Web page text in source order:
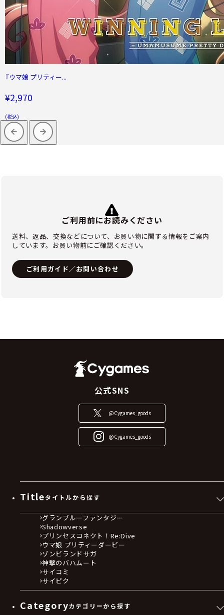
『ウマ娘 プリティー...
¥2,970
(税込)
ご利用前にお読みください
送料、返品、交換などについて、お買い物に関する情報をご案内
しています。お買い物前にご確認ください。
ご利用ガイド／お問い合わせ
公式SNS
@Cygames_goods
@Cygames_goods
Titleタイトルから探す
グランブルーファンタジー
Shadowverse
プリンセスコネクト！Re:Dive
ウマ娘 プリティーダービー
ゾンビランドサガ
神撃のバハムート
サイコミ
サイピク
Categoryカテゴリーから探す